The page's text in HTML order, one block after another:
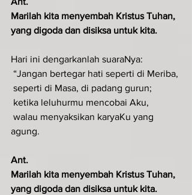
Marilah kita menyembah Kristus Tuhan,
yang digoda dan disiksa untuk kita.
Hari ini dengarkanlah suaraNya:
“Jangan bertegar hati seperti di Meriba,
seperti di Masa, di padang gurun;
ketika leluhurmu mencobai Aku,
agung.
Ant.
Marilah kita menyembah Kristus Tuhan,
yang digoda dan disiksa untuk kita.